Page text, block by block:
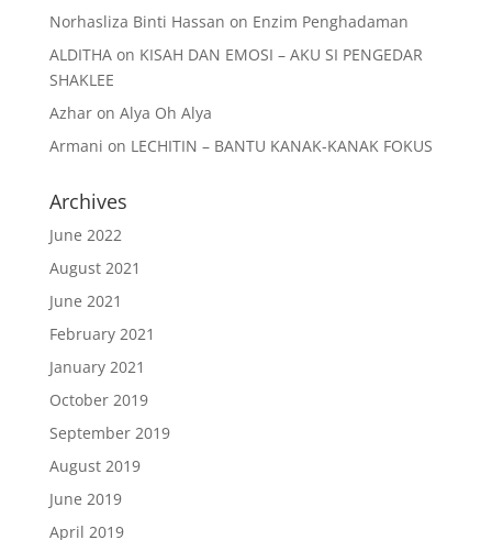
Norhasliza Binti Hassan on Enzim Penghadaman
ALDITHAon KISAH DAN EMOSI – AKU SI PENGEDAR
SHAKLEE
Azharon Alya Oh Alya
Armani on LECHITIN – BANTU KANAK-KANAK FOKUS
Archives
June 2022
August 2021
June 2021
February 2021
January 2021
October 2019
September 2019
August 2019
June 2019
April 2019